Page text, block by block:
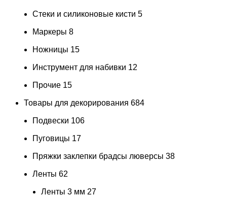
Стеки и силиконовые кисти 5
Маркеры 8
Ножницы 15
Инструмент для набивки 12
Прочие 15
Товары для декорирования 684
Подвески 106
Пуговицы 17
Пряжки заклепки брадсы люверсы 38
Ленты 62
Ленты 3 мм 27